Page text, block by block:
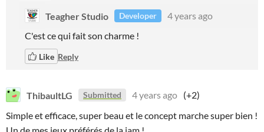
Teagher Studio Developer
4 years ago
C'est ce qui fait son charme !
Like Reply
ThibaultLG Submitted 4 years ago (+2)
Simple et efficace, super beau et le concept marche super bien !